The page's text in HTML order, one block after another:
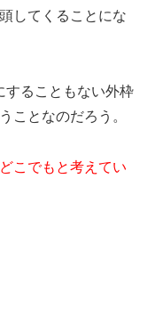
してくることにな
することもない外枠
ことなのだろう。
こでもと考えてい